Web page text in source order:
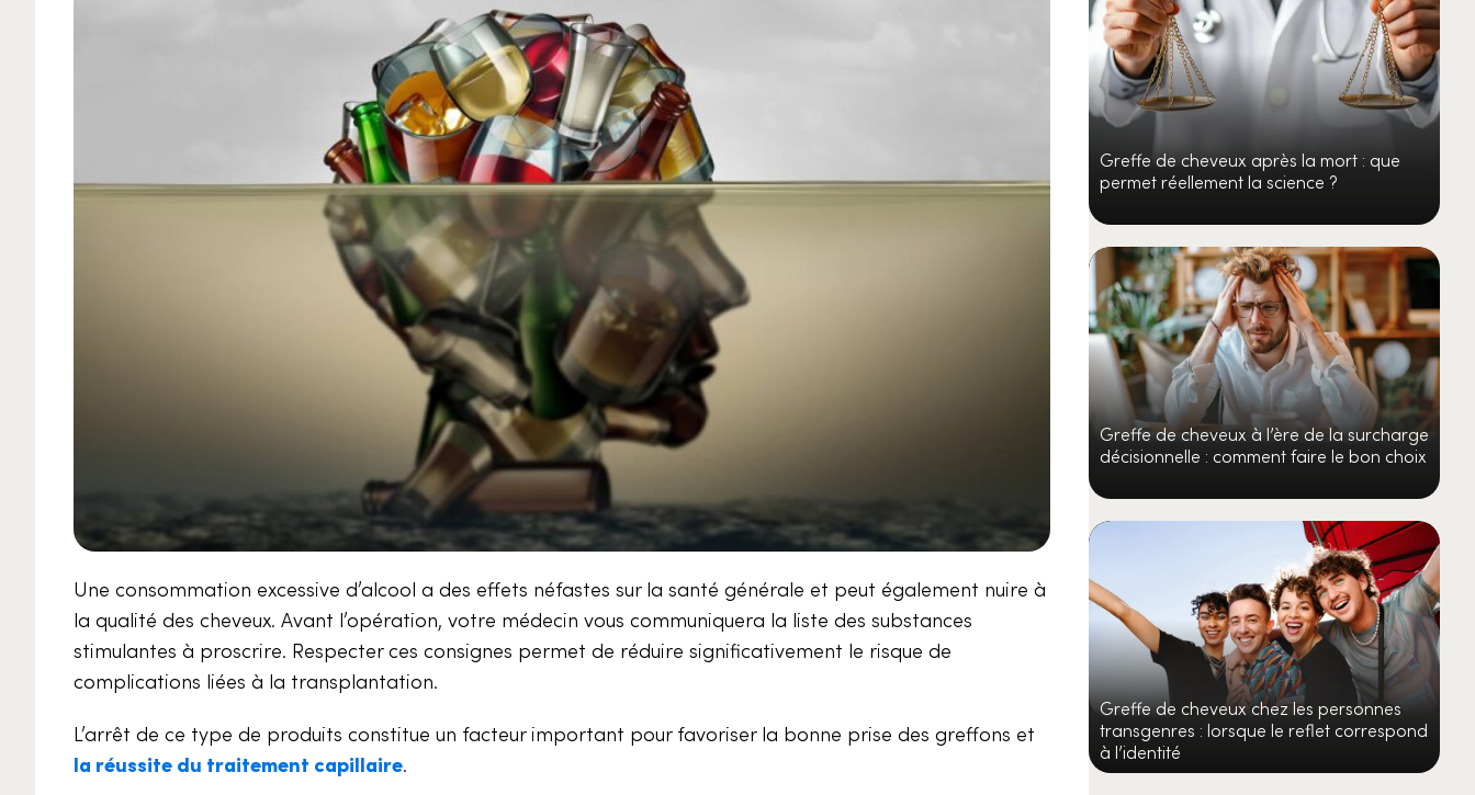
Une consommation excessive d’alcool a des effets néfastes sur la santé générale et peut également nuire à
la qualité des cheveux. Avant l’opération, votre médecin vous communiquera la liste des substances
stimulantes à proscrire. Respecter ces consignes permet de réduire significativement le risque de
complications liées à la transplantation.
L’arrêt de ce type de produits constitue un facteur important pour favoriser la bonne prise des greffons et
la réussite du traitement capillaire.
Greffe de cheveux après la mort : que
permet réellement la science ?
Greffe de cheveux à l’ère de la surcharge
décisionnelle : comment faire le bon choix
Greffe de cheveux chez les personnes
transgenres : lorsque le reflet correspond
à l’identité